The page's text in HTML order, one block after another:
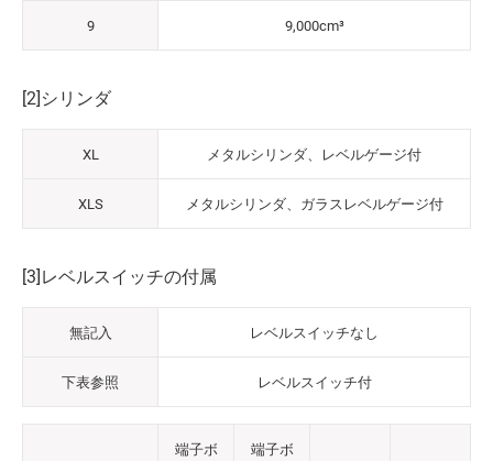
9 9,000cm³
[2]シリンダ
XL メタルシリンダ、レベルゲージ付
XLS メタルシリンダ、ガラスレベルゲージ付
[3]レベルスイッチの付属
無記入 レベルスイッチなし
下表参照 レベルスイッチ付
端子ボ
端子ボ